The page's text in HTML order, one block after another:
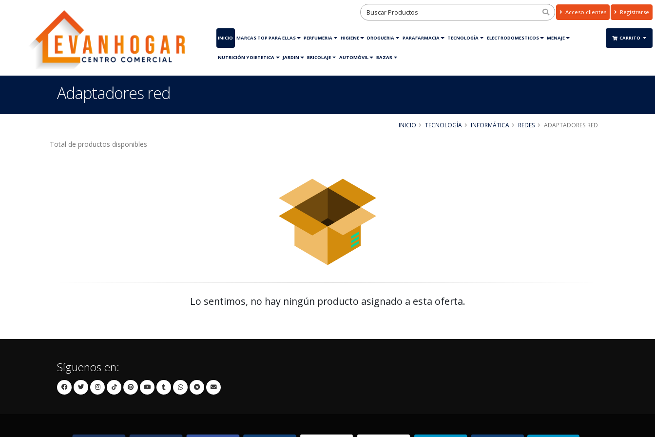
Acceso clientes Registrarse
INICIO MARCAS TOP PARA ELLAS PERFUMERIA HIGIENE DROGUERIA PARAFARMACIA TECNOLOGÍA ELECTRODOMESTICOS MENAJE
NUTRICIÓN Y DIETETICA JARDIN BRICOLAJE AUTOMÓVIL BAZAR
CARRITO
Adaptadores red
INICIO TECNOLOGÍA INFORMÁTICA REDES ADAPTADORES RED
Total de productos disponibles
Lo sentimos, no hay ningún producto asignado a esta oferta.
Síguenos en: